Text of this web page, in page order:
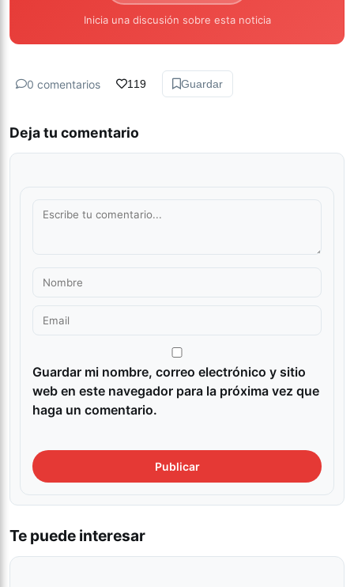
Inicia una discusión sobre esta noticia
0 comentarios 119 Guardar
Deja tu comentario
Guardar mi nombre, correo electrónico y sitio
web en este navegador para la próxima vez que
haga un comentario.
Te puede interesar